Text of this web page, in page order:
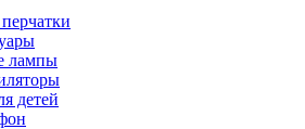
лампы
детей